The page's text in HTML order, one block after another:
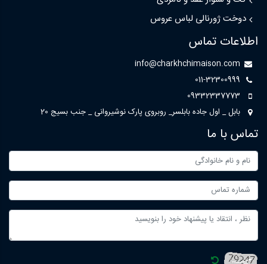
دوخت ژورنالی لباس عروس
اطلاعات تماس
info@charkhchimaison.com
011-32300999
09332337773
بابل _ اول جاده بابلسر_ روبروی پارک نوشیروانی _ جنب بسیج 20
تماس با ما